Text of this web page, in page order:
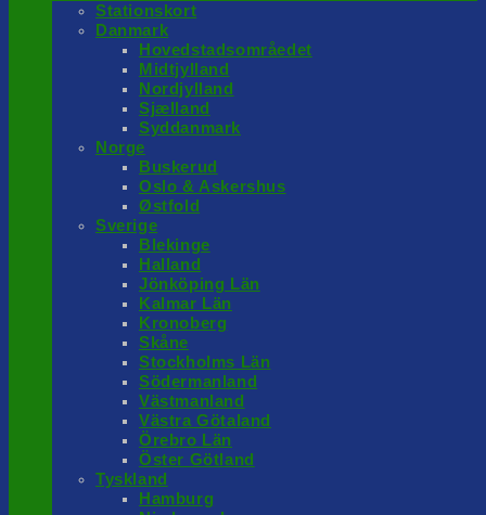
Stationskort
Danmark
Hovedstadsområedet
Midtjylland
Nordjylland
Sjælland
Syddanmark
Norge
Buskerud
Oslo & Askershus
Østfold
Sverige
Blekinge
Halland
Jönköping Län
Kalmar Län
Kronoberg
Skåne
Stockholms Län
Södermanland
Västmanland
Västra Götaland
Örebro Län
Öster Götland
Tyskland
Hamburg